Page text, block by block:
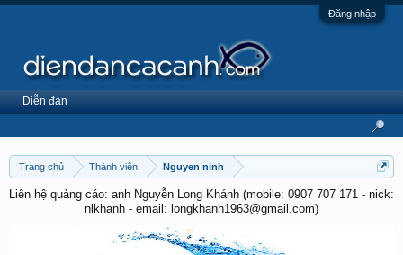
Đăng nhập
Trang chủ Thành viên Nguyen ninh
Liên hệ quảng cáo: anh Nguyễn Long Khánh (mobile: 0907 707 171 - nick:
nlkhanh - email: longkhanh1963@gmail.com)
Diễn đàn